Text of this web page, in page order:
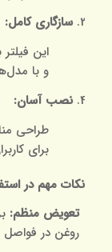
سازگاری کامل:
این
و با
نصب آسان:
طراحی
برای
نکات مهم در
تعویض منظم:
روغن در